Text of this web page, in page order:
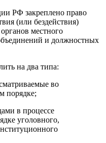
РФ закреплено право
(или бездействия)
местного
и должностных
на два типа:
во
порядке;
в процессе
уголовного,